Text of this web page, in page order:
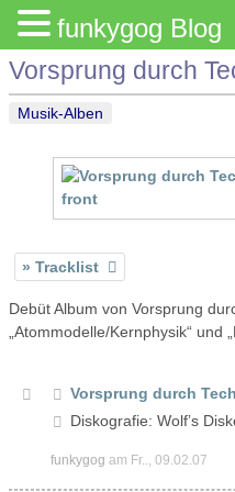
Vorsprung durch
Musik-Alben
Tracklist
Debüt Album von Vorsprung
„Atommodelle/Kernphysik“ und
Vorsprung durch
Diskografie: Wolf’s
funkygog am Fr.., 09.02.07
funkygog Blog